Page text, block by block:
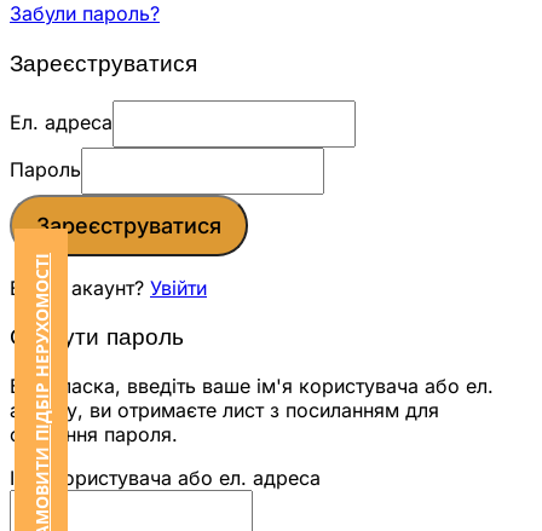
ЗАМОВИТИ ПІДБІР НЕРУХОМОСТІ
Забули пароль?
Зареєструватися
Ел. адреса
Пароль
Зареєструватися
Вже є акаунт? Увійти
Скинути пароль
Будь ласка, введіть ваше ім'я користувача або ел.
адресу, ви отримаєте лист з посиланням для
скидання пароля.
Ім'я користувача або ел. адреса